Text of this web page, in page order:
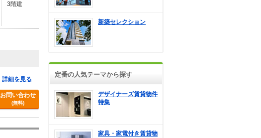
3階建
詳細を見る
お問い合わせ
(無料)
新築セレクション
定番の人気テーマから探す
デザイナーズ賃貸物件
特集
家具・家電付き賃貸物